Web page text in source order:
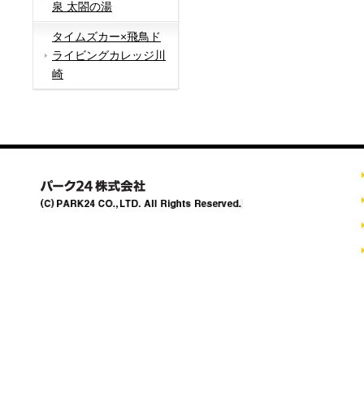
泉 太閤の湯
タイムズカー×飛鳥ド
ライビングカレッジ川
崎